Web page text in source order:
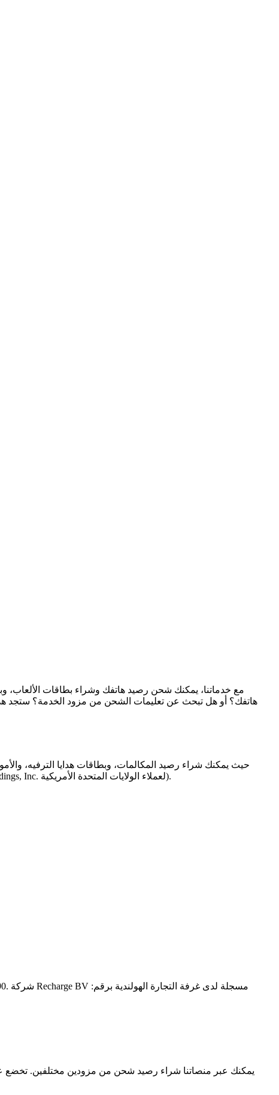
مع خدماتنا، يمكنك شحن رصيد هاتفك وشراء بطاقات الألعاب،
هاتفك؟ أو هل تبحث عن تعليمات الشحن من مزود الخدمة؟ ستجد
مسبقًا، وغيرها. عند الشراء من قسم شحن رصيد الهاتف المحمول الدولي، فإنك تستخدم خدمة مقدمة من Recharge BV (وRecharge Holdings, Inc. لعملاء الولايات المتحدة الأمريكية).
يمكنك عبر منصاتنا شراء رصيد شحن من مزودين مختلفين. تخضع